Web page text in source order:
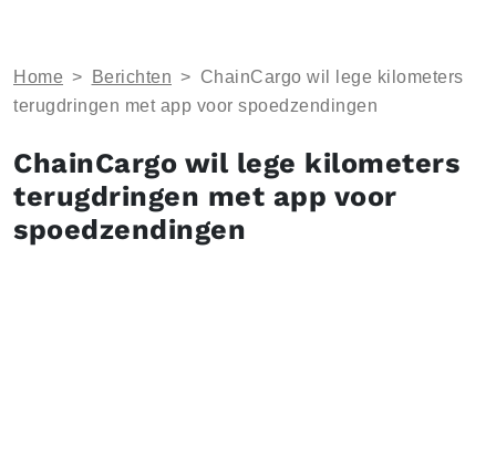
Home > Berichten > ChainCargo wil lege kilometers
terugdringen met app voor spoedzendingen
ChainCargo wil lege kilometers
terugdringen met app voor
spoedzendingen